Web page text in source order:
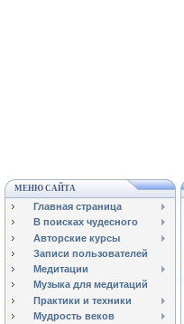
МЕНЮ САЙТА
Главная страница
В поисках чудесного
Авторские курсы
Записи пользователей
Медитации
Музыка для медитаций
Практики и техники
Мудрость веков